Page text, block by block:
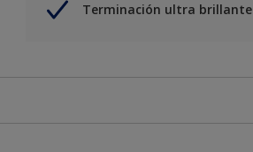
Terminación ultra brillante